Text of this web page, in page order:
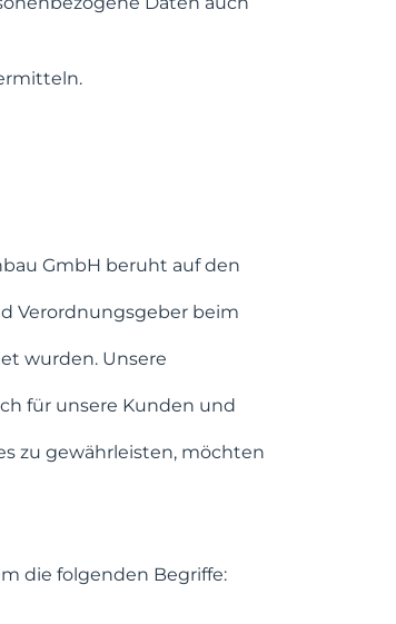
GmbH beruht auf den
Verordnungsgeber beim
wurden. Unsere
für unsere Kunden und
zu gewährleisten, möchten
die folgenden Begriffe: